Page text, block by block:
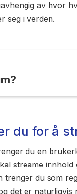
av hvor
seg i verden.
du for å
du en
streame innhold
trenger du som
det er naturligvis